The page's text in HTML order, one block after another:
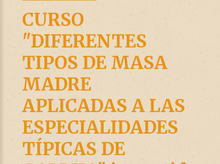
CURSO
"DIFERENTES
TIPOS DE MASA
MADRE
APLICADAS A LAS
ESPECIALIDADES
TÍPICAS DE